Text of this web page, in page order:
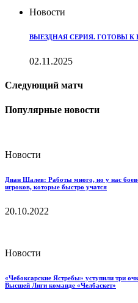
Новости
ВЫЕЗДНАЯ СЕРИЯ. ГОТОВЫ К
02.11.2025
Следующий матч
Популярные новости
Новости
Диан Шалев: Работы много, но у нас
игроков, которые быстро учатся
20.10.2022
Новости
«Чебоксарские Ястребы» уступили три
Высшей Лиги команде «Челбаскет»